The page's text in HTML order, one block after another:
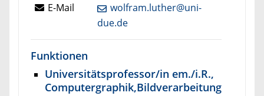
E-Mail
wolfram.luther@uni-
due.de
Funktionen
Universitätsprofessor/in em./i.R.,
Computergraphik,Bildverarbeitung